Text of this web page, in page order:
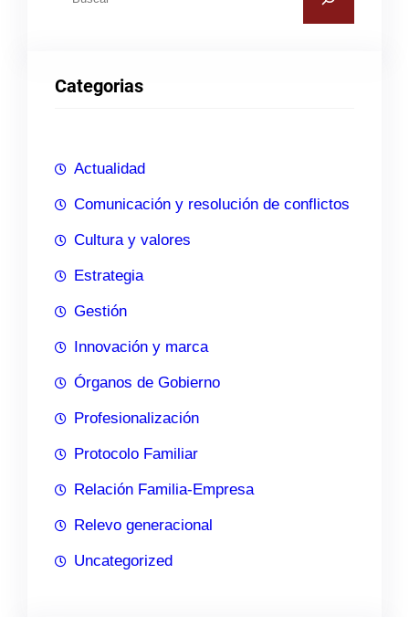
a
Categorias
Actualidad
Comunicación y resolución de conflictos
Cultura y valores
Estrategia
Gestión
Innovación y marca
Órganos de Gobierno
Profesionalización
Protocolo Familiar
Relación Familia-Empresa
Relevo generacional
Uncategorized